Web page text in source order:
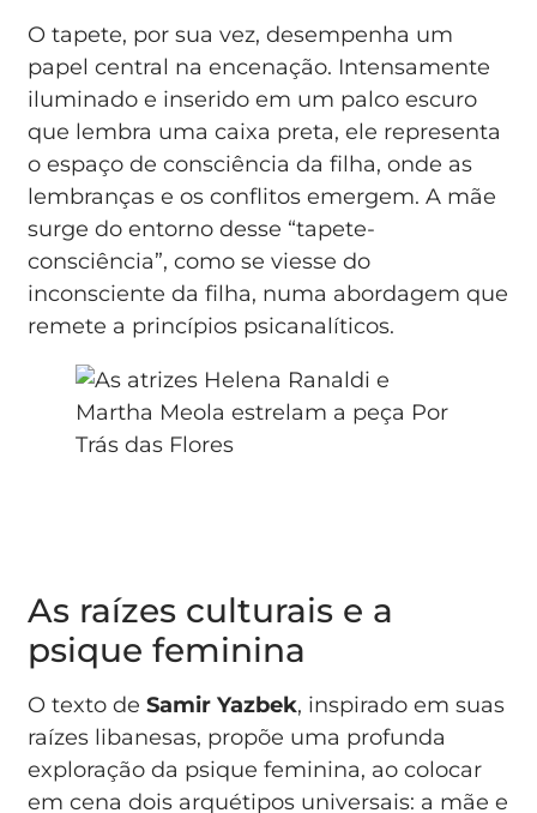
O tapete, por sua vez, desempenha um
papel central na encenação. Intensamente
iluminado e inserido em um palco escuro
que lembra uma caixa preta, ele representa
o espaço de consciência da filha, onde as
lembranças e os conflitos emergem. A mãe
surge do entorno desse “tapete-
consciência”, como se viesse do
inconsciente da filha, numa abordagem que
remete a princípios psicanalíticos.
As raízes culturais e a
psique feminina
O texto deSamir Yazbek, inspirado em suas
raízes libanesas, propõe uma profunda
exploração da psique feminina, ao colocar
em cena dois arquétipos universais: a mãe e